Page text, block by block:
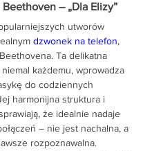
– „Dla Elizy”
utworów
dzwonek na telefon,
Ta delikatna
każdemu, wprowadza
do codziennych
harmonijna struktura i
że idealnie nadaje
– nie jest nachalna, a
rozpoznawalna.